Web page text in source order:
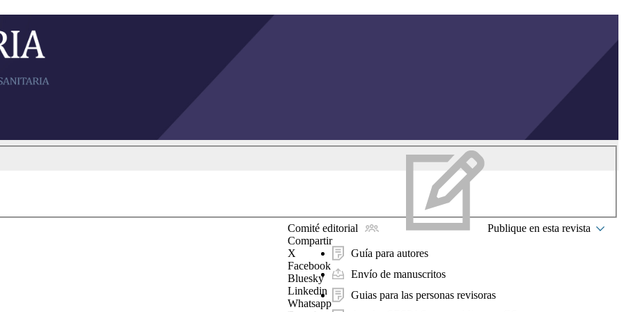
Comité editorial Publique en esta revista
Guía para autores
Envío de manuscritos
Guias para las personas revisoras
Compartir
X
Facebook
Bluesky
Linkedin
Whatsapp